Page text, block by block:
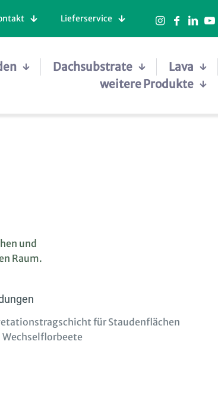
Lieferservice
Dachsubstrate
Lava
weitere Produkte
und
Raum.
für Staudenflächen
Wechselflorbeete